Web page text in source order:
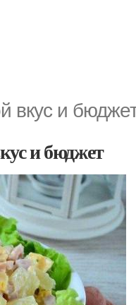
вкус и
и бюджет